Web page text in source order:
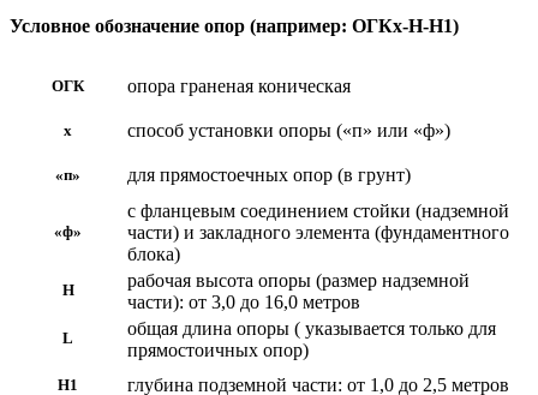
Условное обозначение опор (например: ОГКх-H-Н1)
ОГК опора граненая коническая
х способ установки опоры («п» или «ф»)
«п» для прямостоечных опор (в грунт)
«ф»
с фланцевым соединением стойки (надземной
части) и закладного элемента (фундаментного
блока)
Н
рабочая высота опоры (размер надземной
части): от 3,0 до 16,0 метров
L
общая длина опоры ( указывается только для
прямостоичных опор)
Н1 глубина подземной части: от 1,0 до 2,5 метров